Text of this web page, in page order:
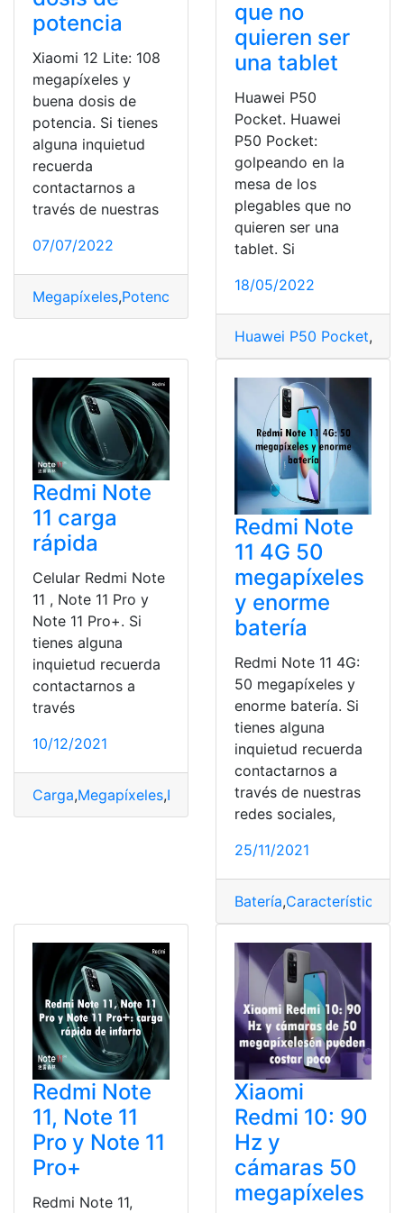
potencia
Xiaomi 12 Lite: 108
megapíxeles y
buena dosis de
potencia. Si tienes
alguna inquietud
recuerda
contactarnos a
través de nuestras
07/07/2022
Megapíxeles,Potencia Xiaomi 12 Lite
que no
quieren ser
una tablet
Huawei P50
Pocket. Huawei
P50 Pocket:
golpeando en la
mesa de los
plegables que no
quieren ser una
tablet. Si
18/05/2022
Huawei P50 Pocket,
Redmi Note
11 carga
rápida
Celular Redmi Note
11 , Note 11 Pro y
Note 11 Pro+. Si
tienes alguna
inquietud recuerda
contactarnos a
través
10/12/2021
Carga,Megapíxeles,Precios versiones,Xiaomi Redmi
Redmi Note
11 4G 50
megapíxeles
y enorme
batería
Redmi Note 11 4G:
50 megapíxeles y
enorme batería. Si
tienes alguna
inquietud recuerda
contactarnos a
través de nuestras
redes sociales,
25/11/2021
Batería,Características
Redmi Note
11, Note 11
Pro y Note 11
Pro+
Redmi Note 11,
Xiaomi
Redmi 10: 90
Hz y
cámaras 50
megapíxeles